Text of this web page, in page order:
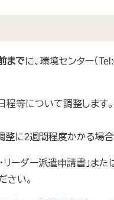
までに、環境センター（
程等について調整します
に2週間程度かかる場合
リーダー派遣申請書」ま
さい。